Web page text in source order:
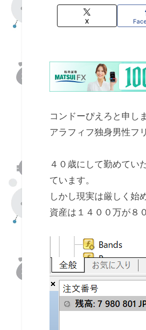
X
コンドーぴえろと申し
アラフィフ独身男性フ
４０歳にして勤めてい
ています。
しかし現実は厳しく始
資産は１４００万が８